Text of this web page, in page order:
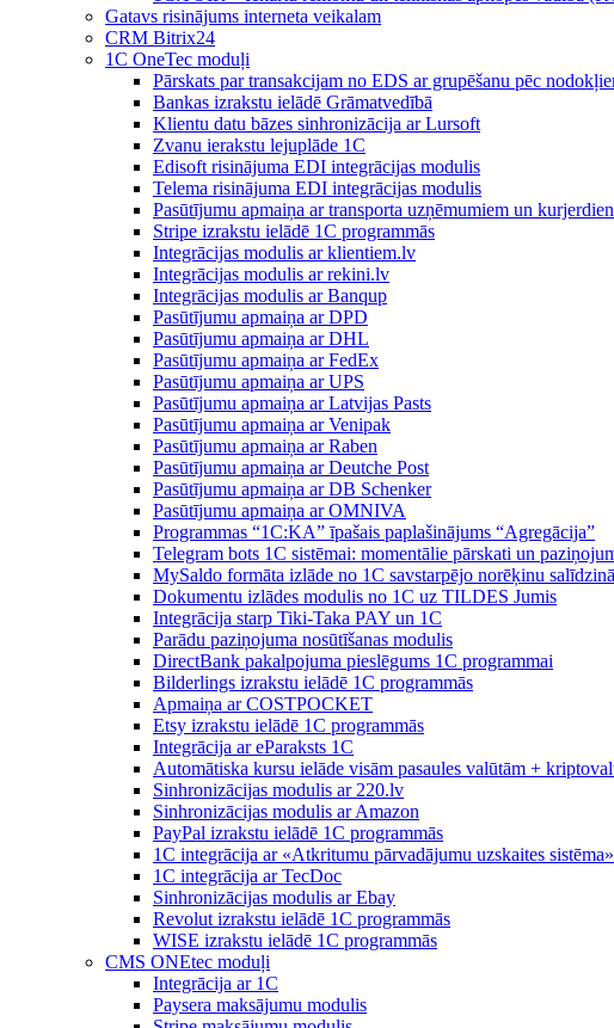
Gatavs risinājums interneta veikalam
CRM Bitrix24
1С OneTec moduļi
Pārskats par transakcijam no EDS ar grupēšanu pēc
Bankas izrakstu ielādē Grāmatvedībā
Klientu datu bāzes sinhronizācija ar Lursoft
Zvanu ierakstu lejuplāde 1C
Edisoft risinājuma EDI integrācijas modulis
Telema risinājuma EDI integrācijas modulis
Pasūtījumu apmaiņa ar transporta uzņēmumiem un
Stripe izrakstu ielādē 1C programmās
Integrācijas modulis ar klientiem.lv
Integrācijas modulis ar rekini.lv
Integrācijas modulis ar Banqup
Pasūtījumu apmaiņa ar DPD
Pasūtījumu apmaiņa ar DHL
Pasūtījumu apmaiņa ar FedEx
Pasūtījumu apmaiņa ar UPS
Pasūtījumu apmaiņa ar Latvijas Pasts
Pasūtījumu apmaiņa ar Venipak
Pasūtījumu apmaiņa ar Raben
Pasūtījumu apmaiņa ar Deutche Post
Pasūtījumu apmaiņa ar DB Schenker
Pasūtījumu apmaiņa ar OMNIVA
Programmas “1C:KA” īpašais paplašinājums “Agregācija”
Telegram bots 1C sistēmai: momentālie pārskati un
MySaldo formāta izlāde no 1C savstarpējo norēķinu
Dokumentu izlādes modulis no 1C uz TILDES Jumis
Integrācija starp Tiki-Taka PAY un 1C
Parādu paziņojuma nosūtīšanas modulis
DirectBank pakalpojuma pieslēgums 1C programmai
Bilderlings izrakstu ielādē 1C programmās
Apmaiņa ar COSTPOCKET
Etsy izrakstu ielādē 1C programmās
Integrācija ar eParaksts 1C
Automātiska kursu ielāde visām pasaules valūtām +
Sinhronizācijas modulis ar 220.lv
Sinhronizācijas modulis ar Amazon
PayPal izrakstu ielādē 1C programmās
1C integrācija ar «Atkritumu pārvadājumu uzskaites
1C integrācija ar TecDoc
Sinhronizācijas modulis ar Ebay
Revolut izrakstu ielādē 1C programmās
WISE izrakstu ielādē 1C programmās
CMS ONEtec moduļi
Integrācija ar 1C
Paysera maksājumu modulis